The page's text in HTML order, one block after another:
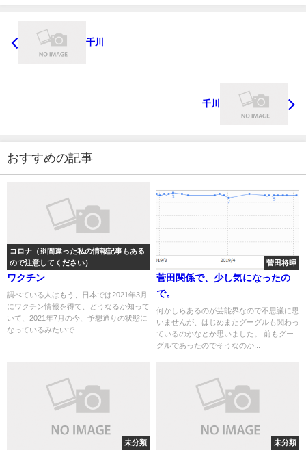
千川
千川
おすすめの記事
コロナ（※間違った私の情報記事もある
ので注意してください）
ワクチン
調べている人はもう、日本では2021年3月
にワクチン情報を得て、どうなるか知って
いて、2021年7月の今、予想通りの状態に
なっているみたいで...
菅田将暉
菅田関係で、少し気になったの
で。
何かしらあるのが芸能界なので不思議に思
いませんが、はじめまたグーグルも関わっ
ているのかなとか思いました。 前もグー
グルであったのでそうなのか...
未分類 未分類